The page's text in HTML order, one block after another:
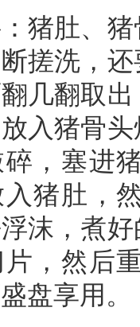
肚、猪
搓洗，
几翻取
入猪骨
，塞进
猪肚，
沫，煮
，然后
盘享用。